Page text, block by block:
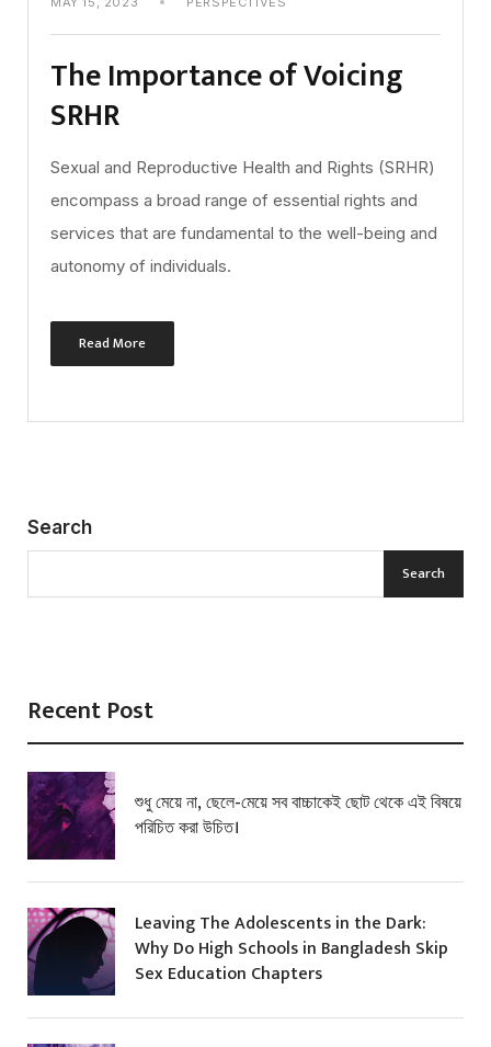
The Importance of Voicing
SRHR
Sexual and Reproductive Health and Rights (SRHR)
encompass a broad range of essential rights and
services that are fundamental to the well-being and
autonomy of individuals.
Read More
Search
Search
Recent Post
শুধু মেয়ে না, ছেলে-মেয়ে সব বাচ্চাকেই ছোট থেকে এই বিষয়ে
পরিচিত করা উচিত।
Leaving The Adolescents in the Dark:
Why Do High Schools in Bangladesh Skip
Sex Education Chapters